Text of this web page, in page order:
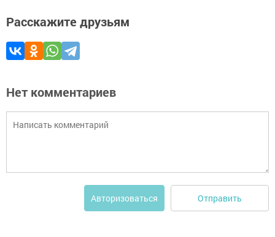
Расскажите друзьям
Нет комментариев
Авторизоваться Отправить